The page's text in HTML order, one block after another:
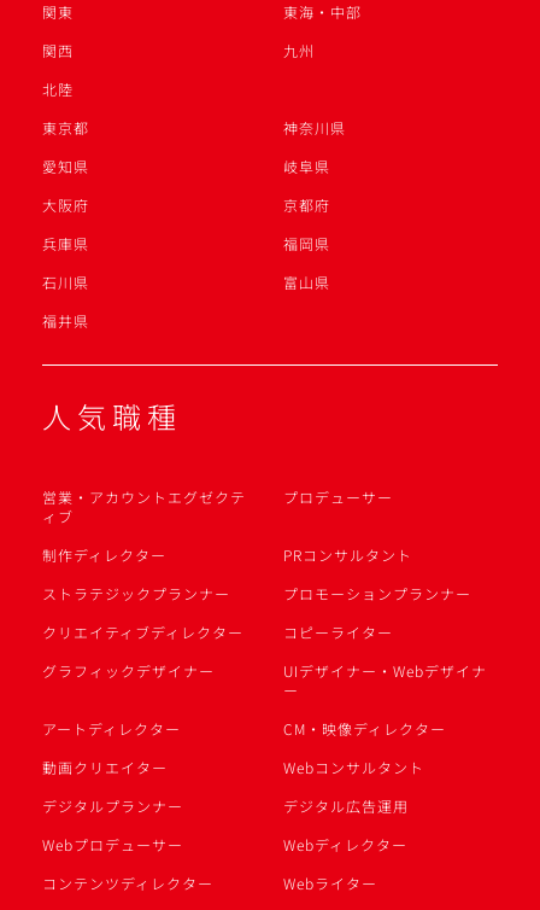
関東
東海・中部
関西
九州
北陸
東京都
神奈川県
愛知県
岐阜県
大阪府
京都府
兵庫県
福岡県
石川県
富山県
福井県
人気職種
営業・アカウントエグゼクテ
ィブ
プロデューサー
制作ディレクター
PRコンサルタント
ストラテジックプランナー
プロモーションプランナー
クリエイティブディレクター
コピーライター
グラフィックデザイナー
UIデザイナー・Webデザイナ
ー
アートディレクター
CM・映像ディレクター
動画クリエイター
Webコンサルタント
デジタルプランナー
デジタル広告運用
Webプロデューサー
Webディレクター
コンテンツディレクター
Webライター